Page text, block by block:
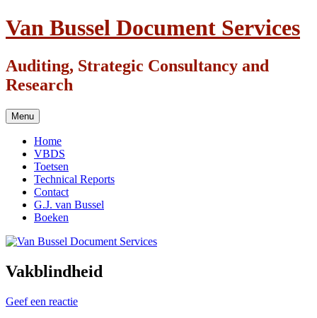
Ga
naar
inhoud
Van Bussel Document Services
Auditing, Strategic Consultancy and
Research
Menu
Home
VBDS
Toetsen
Technical Reports
Contact
G.J. van Bussel
Boeken
Vakblindheid
Geef een reactie